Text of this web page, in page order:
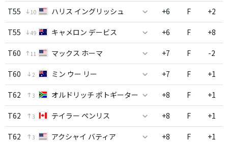
T55 10 ハリス イングリッシュ +6 F +2
T55 49 キャメロン デービス +6 F +8
T60 11 マックス ホーマ +7 F -2
T60 2 ミン ウー リー +7 F +1
T62 3 オルドリッチ ポトギーター +8 F +1
T62 3 テイラー ペンリス +8 F +1
T62 3 アクシャイ バティア +8 F +1